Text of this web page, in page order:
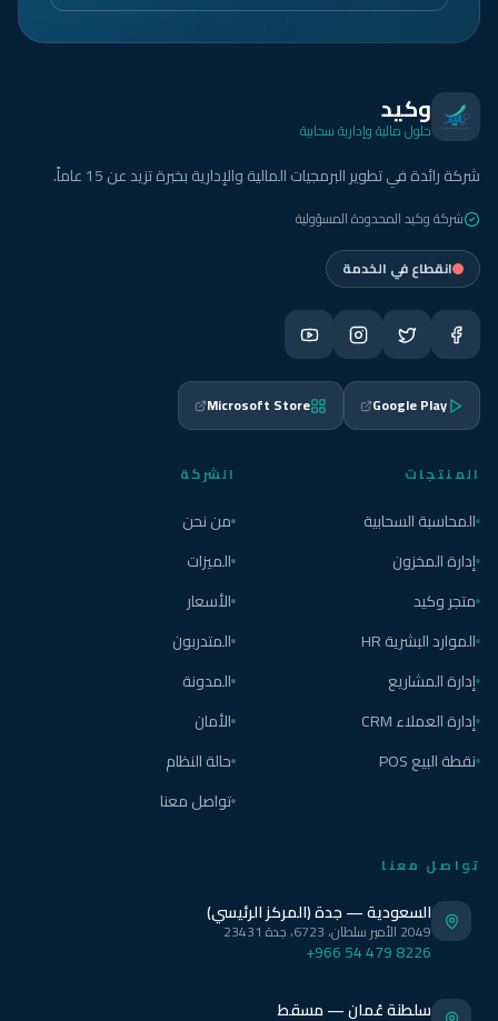
وكيد
حلول مالية وإدارية سحابية
شركة رائدة في تطوير البرمجيات المالية والإدارية بخبرة تزيد عن 15 عاماً.
شركة وكيد المحدودة المسؤولية
انقطاع في الخدمة
Google Play
Microsoft Store
المنتجات
المحاسبة السحابية
إدارة المخزون
متجر وكيد
الموارد البشرية HR
إدارة المشاريع
إدارة العملاء CRM
نقطة البيع POS
الشركة
من نحن
الميزات
الأسعار
المتدربون
المدونة
الأمان
حالة النظام
تواصل معنا
تواصل معنا
السعودية — جدة (المركز الرئيسي)
2049 الأمير سلطان، 6723، جدة 23431
+966 54 479 8226
سلطنة عُمان — مسقط